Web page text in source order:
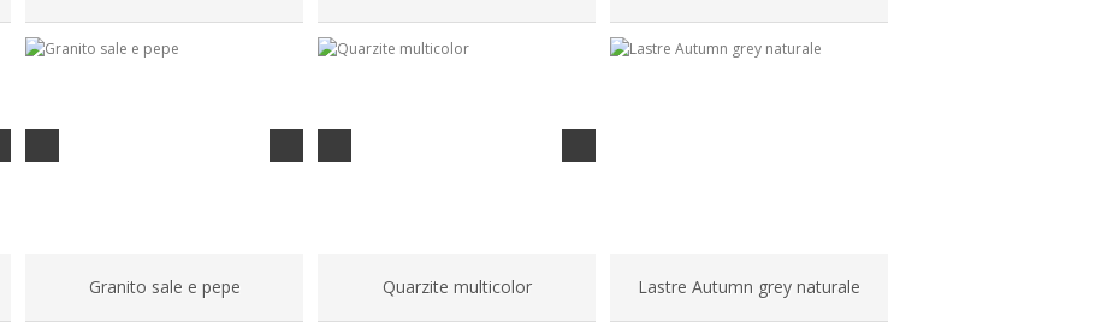
Granito sale e pepe Quarzite multicolor Lastre Autumn grey naturale